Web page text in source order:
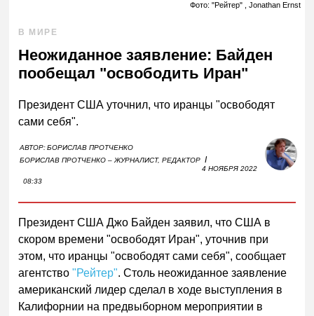
Фото: "Рейтер" , Jonathan Ernst
В МИРЕ
Неожиданное заявление: Байден
пообещал "освободить Иран"
Президент США уточнил, что иранцы "освободят
сами себя".
АВТОР:БОРИСЛАВ ПРОТЧЕНКО
БОРИСЛАВ ПРОТЧЕНКО – ЖУРНАЛИСТ, РЕДАКТОР I
4 НОЯБРЯ 2022
08:33
Президент США Джо Байден заявил, что США в
скором времени "освободят Иран", уточнив при
этом, что иранцы "освободят сами себя", сообщает
агентство"Рейтер". Столь неожиданное заявление
американский лидер сделал в ходе выступления в
Калифорнии на предвыборном мероприятии в